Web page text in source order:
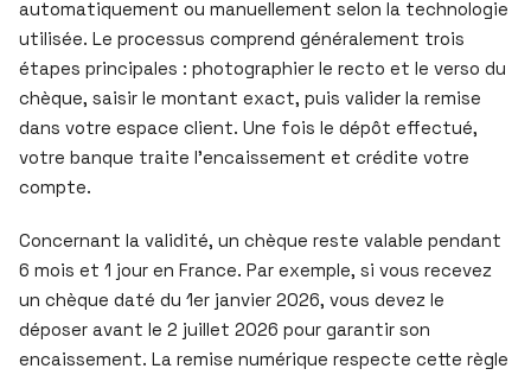
automatiquement ou manuellement selon la technologie
utilisée. Le processus comprend généralement trois
étapes principales : photographier le recto et le verso du
chèque, saisir le montant exact, puis valider la remise
dans votre espace client. Une fois le dépôt effectué,
votre banque traite l’encaissement et crédite votre
compte.
Concernant la validité, un chèque reste valable pendant
6 mois et 1 jour en France. Par exemple, si vous recevez
un chèque daté du 1er janvier 2026, vous devez le
déposer avant le 2 juillet 2026 pour garantir son
encaissement. La remise numérique respecte cette règle